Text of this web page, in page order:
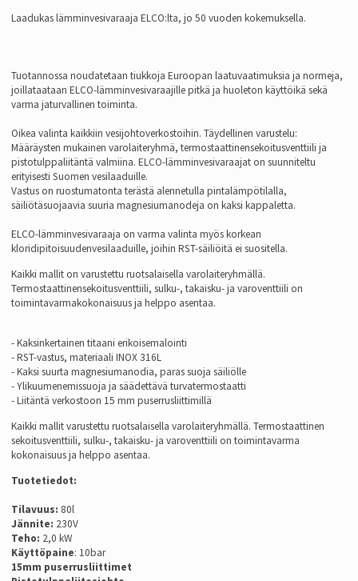
Laadukas lämminvesivaraaja ELCO:lta, jo 50 vuoden kokemuksella.
Tuotannossa noudatetaan tiukkoja Euroopan laatuvaatimuksia ja normeja,
joillataataan ELCO-lämminvesivaraajille pitkä ja huoleton käyttöikä sekä
varma jaturvallinen toiminta.
Oikea valinta kaikkiin vesijohtoverkostoihin. Täydellinen varustelu:
Määräysten mukainen varolaiteryhmä, termostaattinensekoitusventtiili ja
pistotulppaliitäntä valmiina. ELCO-lämminvesivaraajat on suunniteltu
erityisesti Suomen vesilaaduille.
Vastus on ruostumatonta terästä alennetulla pintalämpötilalla,
säiliötäsuojaavia suuria magnesiumanodeja on kaksi kappaletta.
ELCO-lämminvesivaraaja on varma valinta myös korkean
kloridipitoisuudenvesilaaduille, joihin RST-säiliöitä ei suositella.
Kaikki mallit on varustettu ruotsalaisella varolaiteryhmällä.
Termostaattinensekoitusventtiili, sulku-, takaisku- ja varoventtiili on
toimintavarmakokonaisuus ja helppo asentaa.
- Kaksinkertainen titaani erikoisemalointi
- RST-vastus, materiaali INOX 316L
- Kaksi suurta magnesiumanodia, paras suoja säiliölle
- Ylikuumenemissuoja ja säädettävä turvatermostaatti
- Liitäntä verkostoon 15 mm puserrusliittimillä
Kaikki mallit varustettu ruotsalaisella varolaiteryhmällä. Termostaattinen
sekoitusventtiili, sulku-, takaisku- ja varoventtiili on toimintavarma
kokonaisuus ja helppo asentaa.
Tuotetiedot:
Tilavuus: 80l
Jännite: 230V
Teho: 2,0 kW
Käyttöpaine: 10bar
15mm puserrusliittimet